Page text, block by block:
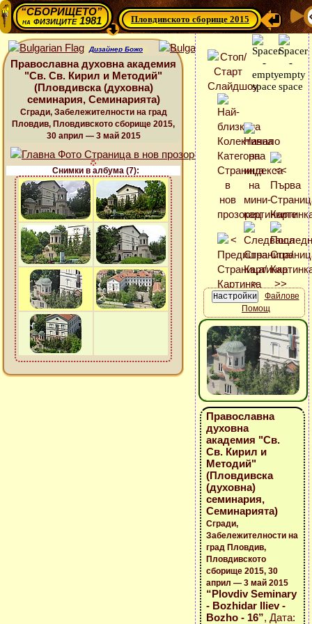
“СБОРИЩЕТО”
нафизиците 1981 Пловдивското сборище 2015
Дизайнер Божо
Православна духовна академия
"Св. Св. Кирил и Методий"
(Пловдивска (духовна)
семинария, Семинарията)
Сгради, Забележителности на град
Пловдив, Пловдивското сборище 2015,
30 април — 3 май 2015
Снимки в албума (7):
Файлове
Помощ
Православна
духовна
академия "Св.
Св. Кирил и
Методий"
(Пловдивска
(духовна)
семинария,
Семинарията)
Сгради,
Забележителности на
град Пловдив,
Пловдивското
сборище 2015, 30
април — 3 май 2015
“Plovdiv Seminary
- Bozhidar Iliev -
Bozho - 16”, Дата: